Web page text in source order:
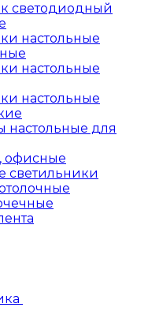
светодиодный
настольные
настольные
настольные
настольные для
офисные
светильники